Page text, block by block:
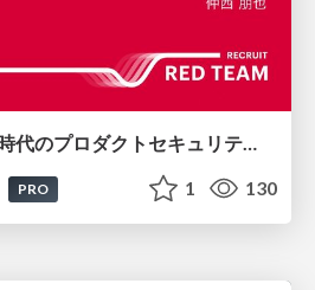
攻撃と防御で学ぶAI時代のプロダクトセキュリティ演習
PRO 1 130